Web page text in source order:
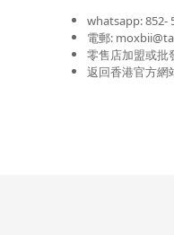
whatsapp: 852-
電郵:
零售店加盟或
返回香港官方網